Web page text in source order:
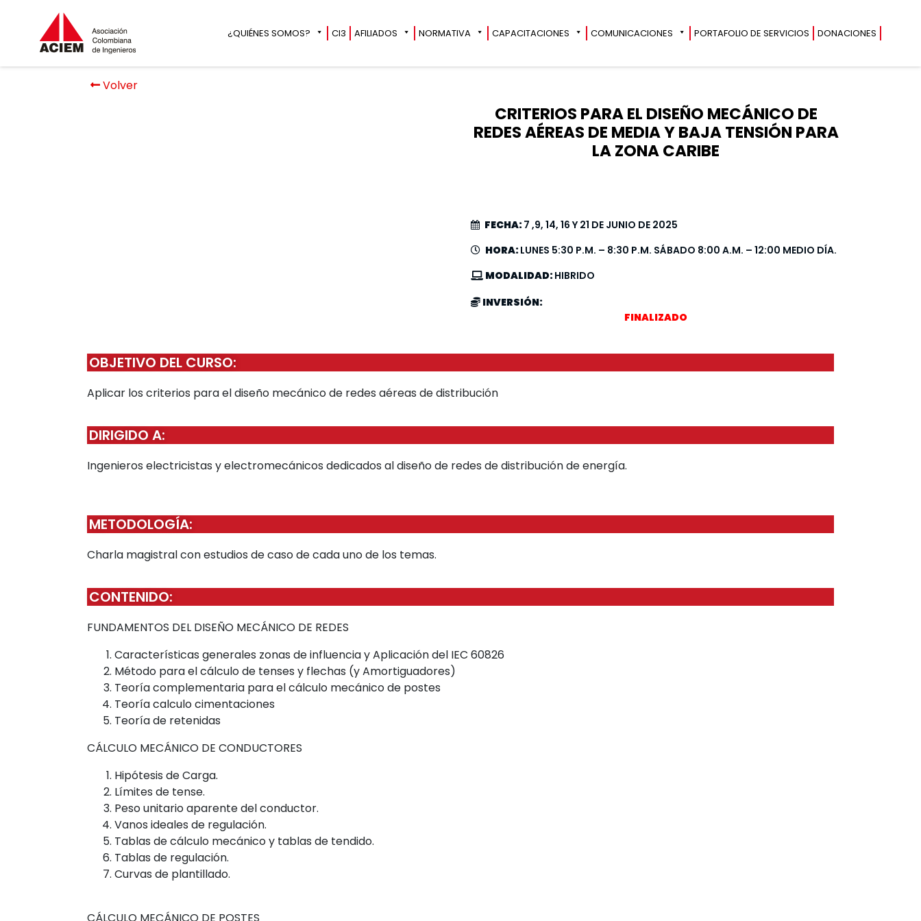
¿QUIÉNES SOMOS? CI3 AFILIADOS NORMATIVA CAPACITACIONES COMUNICACIONES PORTAFOLIO DE SERVICIOS DONACIONES
Volver
CRITERIOS PARA EL DISEÑO MECÁNICO DE
REDES AÉREAS DE MEDIA Y BAJA TENSIÓN PARA
LA ZONA CARIBE
FECHA:7 ,9, 14, 16 Y 21 DE JUNIO DE 2025
HORA:LUNES 5:30 P.M. – 8:30 P.M. SÁBADO 8:00 A.M. – 12:00 MEDIO DÍA.
MODALIDAD:HIBRIDO
INVERSIÓN:
FINALIZADO
OBJETIVO DEL CURSO:
Aplicar los criterios para el diseño mecánico de redes aéreas de distribución
DIRIGIDO A:
Ingenieros electricistas y electromecánicos dedicados al diseño de redes de distribución de energía.
METODOLOGÍA:
Charla magistral con estudios de caso de cada uno de los temas.
CONTENIDO:
FUNDAMENTOS DEL DISEÑO MECÁNICO DE REDES
Características generales zonas de influencia y Aplicación del IEC 60826
Método para el cálculo de tenses y flechas (y Amortiguadores)
Teoría complementaria para el cálculo mecánico de postes
Teoría calculo cimentaciones
Teoría de retenidas
CÁLCULO MECÁNICO DE CONDUCTORES
Hipótesis de Carga.
Límites de tense.
Peso unitario aparente del conductor.
Vanos ideales de regulación.
Tablas de cálculo mecánico y tablas de tendido.
Tablas de regulación.
Curvas de plantillado.